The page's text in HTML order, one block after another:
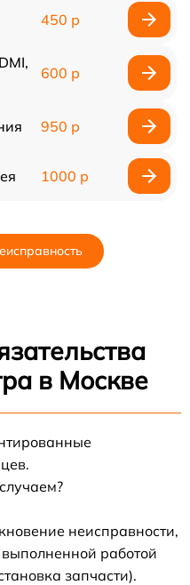
450 р
600 р
950 р
1000 р
в Москве
неисправности,
работой
запчасти).